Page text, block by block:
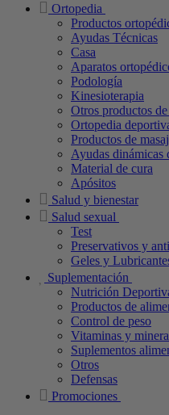
Ortopedia
Productos
Ayudas Técnicas
Casa
Aparatos
Podología
Kinesioterapia
Otros productos
Ortopedia
Productos de
Ayudas dinámicas
Material de cura
Apósitos
Salud y bienestar
Salud sexual
Test
Preservativos y
Geles y
Suplementación
Nutrición
Productos de
Control de peso
Vitaminas y
Suplementos
Otros
Defensas
Promociones